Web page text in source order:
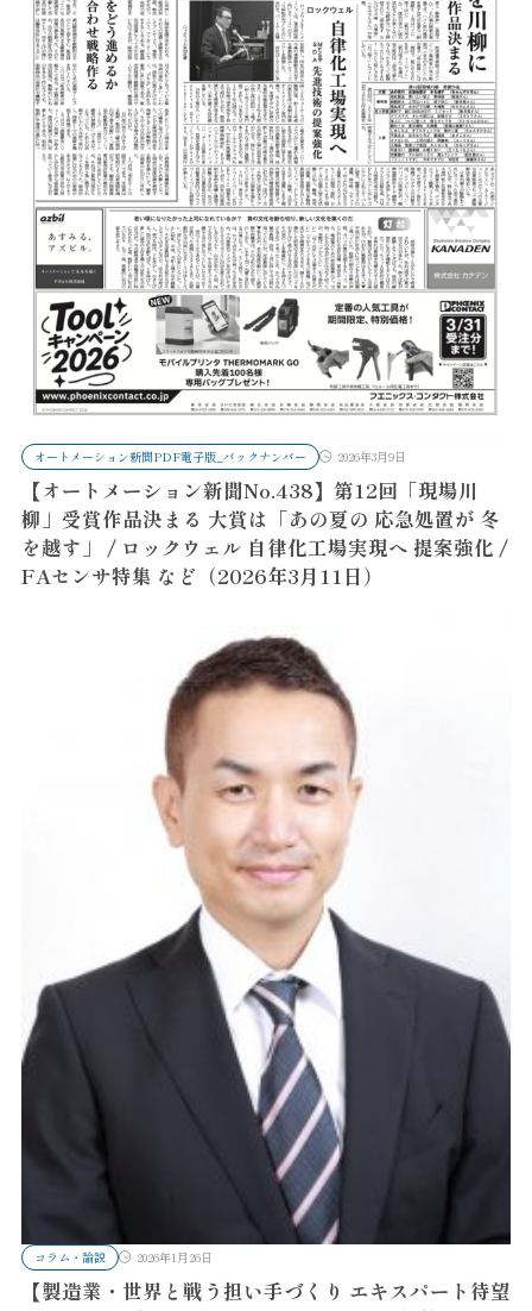
オートメーション新聞PDF電子版_バックナンバー 2026年3月9日
【オートメーション新聞No.438】第12回「現場川
柳」受賞作品決まる 大賞は「あの夏の 応急処置が 冬
を越す」 / ロックウェル 自律化工場実現へ 提案強化 /
FAセンサ特集 など（2026年3月11日）
コラム・論説 2026年1月26日
【製造業・世界と戦う担い手づくり エキスパート待望